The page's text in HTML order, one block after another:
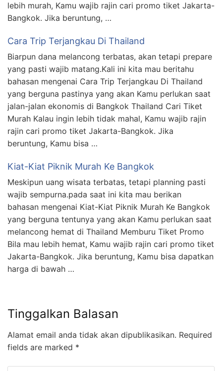
lebih murah, Kamu wajib rajin cari promo tiket Jakarta-
Bangkok. Jika beruntung, …
Cara Trip Terjangkau Di Thailand
Biarpun dana melancong terbatas, akan tetapi prepare
yang pasti wajib matang.Kali ini kita mau beritahu
bahasan mengenai Cara Trip Terjangkau Di Thailand
yang berguna pastinya yang akan Kamu perlukan saat
jalan-jalan ekonomis di Bangkok Thailand Cari Tiket
Murah Kalau ingin lebih tidak mahal, Kamu wajib rajin
rajin cari promo tiket Jakarta-Bangkok. Jika
beruntung, Kamu bisa …
Kiat-Kiat Piknik Murah Ke Bangkok
Meskipun uang wisata terbatas, tetapi planning pasti
wajib sempurna.pada saat ini kita mau berikan
bahasan mengenai Kiat-Kiat Piknik Murah Ke Bangkok
yang berguna tentunya yang akan Kamu perlukan saat
melancong hemat di Thailand Memburu Tiket Promo
Bila mau lebih hemat, Kamu wajib rajin cari promo tiket
Jakarta-Bangkok. Jika beruntung, Kamu bisa dapatkan
harga di bawah …
Tinggalkan Balasan
Alamat email anda tidak akan dipublikasikan. Required
fields are marked *